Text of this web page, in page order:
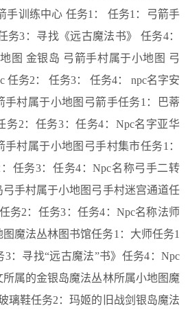
手训练中心 任务1： 任务1：弓箭手
务3：寻找《远古魔法书》 任务4：
图 金银岛 弓箭手村属于小地图 弓
任务2： 任务3： 任务4： npc名字安
手村属于小地图弓箭手任务1：巴蒂
务2：任务3：任务4：Npc名字亚华
村属于小地图弓手村集市任务1：
任务3：任务4：Npc名称弓手二转
手村属于小地图弓手村迷宫通道任
务2：任务3：任务4：Npc名称法师
魔法丛林图书馆任务1：大师任务1
：寻找“远古魔法”书》任务4：Npc
属的金银岛魔法丛林所属小地图魔
璃鞋任务2：玛姬的旧战剑银岛魔法